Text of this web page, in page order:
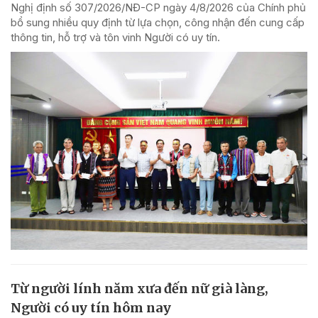
Nghị định số 307/2026/NĐ-CP ngày 4/8/2026 của Chính phủ
bổ sung nhiều quy định từ lựa chọn, công nhận đến cung cấp
thông tin, hỗ trợ và tôn vinh Người có uy tín.
Từ người lính năm xưa đến nữ già làng,
Người có uy tín hôm nay